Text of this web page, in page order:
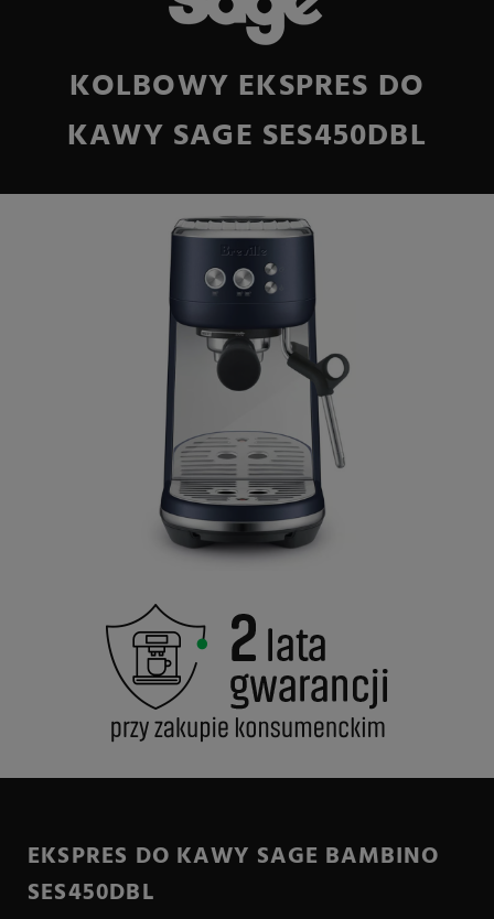
KOLBOWY EKSPRES DO
KAWY SAGE SES450DBL
EKSPRES DO KAWY SAGE BAMBINO
SES450DBL